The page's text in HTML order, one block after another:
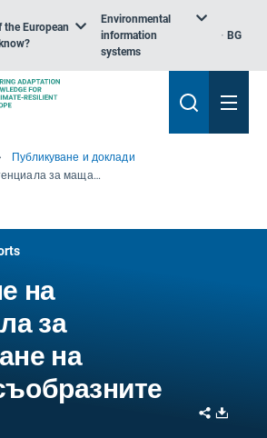
European
Environmental
information
systems
BG
Публикуване и доклади
Разбиране на потенциала за мащабиране на природосъобразните решения
на
за
на
Share